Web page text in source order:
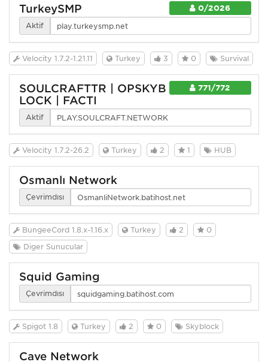
0/2026
TurkeySMP
Aktif
Velocity 1.7.2-1.21.11 Turkey 3 0 Survival
771/772
SOULCRAFTTR | OPSKYB
LOCK | FACTI
Aktif
Velocity 1.7.2-26.2 Turkey 2 1 HUB
Osmanlı Network
Çevrimdışı
BungeeCord 1.8.x-1.16.x Turkey 2
0
Diğer Sunucular
Squid Gaming
Çevrimdışı
Spigot 1.8 Turkey 2 0 Skyblock
Cave Network